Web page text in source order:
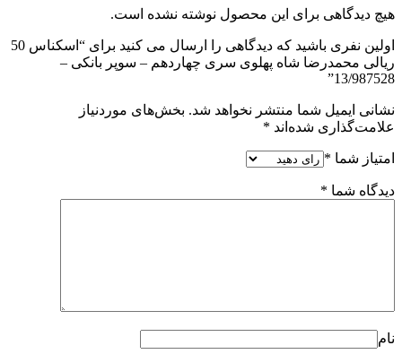
هیچ دیدگاهی برای این محصول نوشته نشده است.
اولین نفری باشید که دیدگاهی را ارسال می کنید برای “اسکناس 50
ریالی محمدرضا شاه پهلوی سری چهاردهم – سوپر بانکی –
13/987528”
نشانی ایمیل شما منتشر نخواهد شد. بخش‌های موردنیاز
علامت‌گذاری شده‌اند *
امتیاز شما *
دیدگاه شما *
نام